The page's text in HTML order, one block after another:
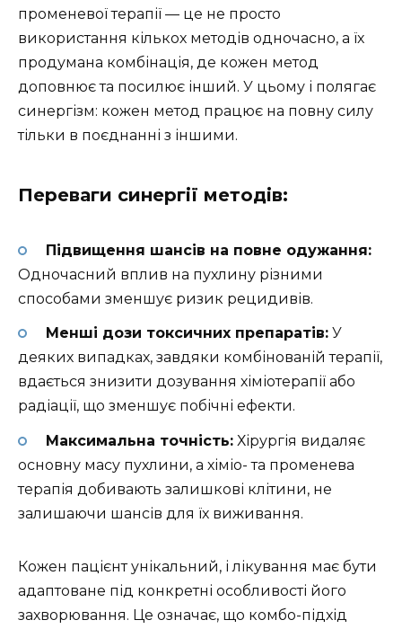
променевої терапії — це не просто
використання кількох методів одночасно, а їх
продумана комбінація, де кожен метод
доповнює та посилює інший. У цьому і полягає
синергізм: кожен метод працює на повну силу
тільки в поєднанні з іншими.
Переваги синергії методів:
Підвищення шансів на повне одужання:
Одночасний вплив на пухлину різними
способами зменшує ризик рецидивів.
Менші дози токсичних препаратів:У
деяких випадках, завдяки комбінованій терапії,
вдається знизити дозування хіміотерапії або
радіації, що зменшує побічні ефекти.
Максимальна точність:Хірургія видаляє
основну масу пухлини, а хіміо- та променева
терапія добивають залишкові клітини, не
залишаючи шансів для їх виживання.
Кожен пацієнт унікальний, і лікування має бути
адаптоване під конкретні особливості його
захворювання. Це означає, що комбо-підхід